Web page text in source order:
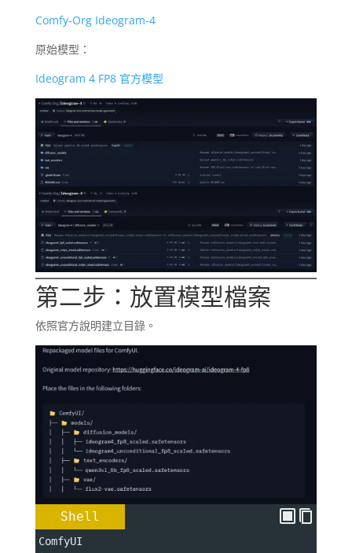
Comfy-Org Ideogram-4
原始模型：
Ideogram 4 FP8 官方模型
第二步：放置模型檔案
依照官方說明建立目錄。
Shell
ComfyUI